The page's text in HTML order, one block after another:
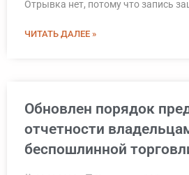
Отрывка нет, потому что запись
ЧИТАТЬ ДАЛЕЕ »
Обновлен порядок
отчетности
беспошлинной